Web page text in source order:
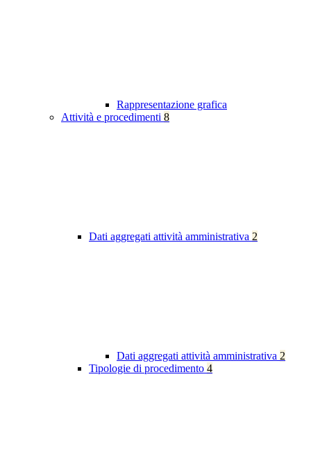
Rappresentazione grafica
Attività e procedimenti 8
Dati aggregati attività amministrativa 2
Dati aggregati attività amministrativa 2
Tipologie di procedimento 4